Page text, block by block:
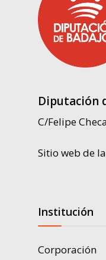
Diputación
C/Felipe
Sitio web de
Institución
Corporación